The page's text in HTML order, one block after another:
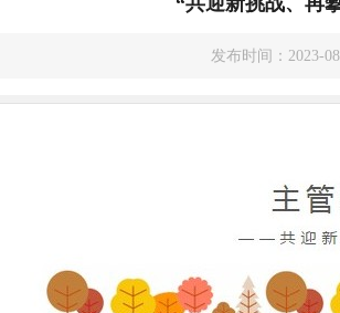
发布时间：2023-